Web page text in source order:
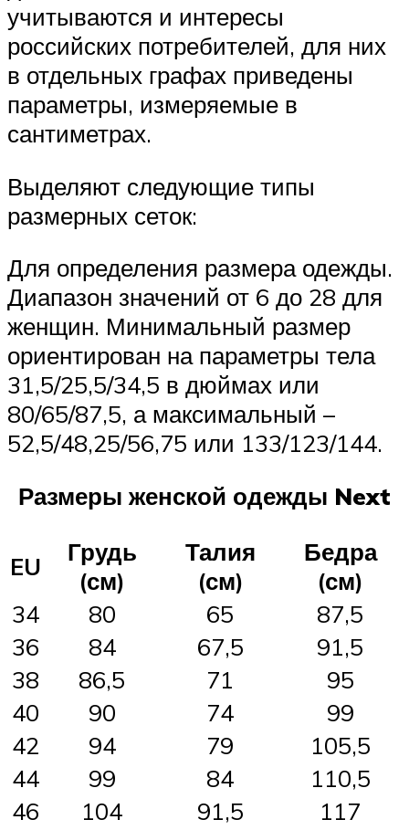
учитываются и интересы
российских потребителей, для них
в отдельных графах приведены
параметры, измеряемые в
сантиметрах.
Выделяют следующие типы
размерных сеток:
Для определения размера одежды.
Диапазон значений от 6 до 28 для
женщин. Минимальный размер
ориентирован на параметры тела
31,5/25,5/34,5 в дюймах или
80/65/87,5, а максимальный –
52,5/48,25/56,75 или 133/123/144.
Размеры женской одежды Next
EU
Грудь
(см)
Талия
(см)
Бедра
(см)
34
80 65
87,5
36
84 67,5
91,5
38
86,5 71
95
40
90 74
99
42
94 79
105,5
44
99 84
110,5
46
104 91,5
117